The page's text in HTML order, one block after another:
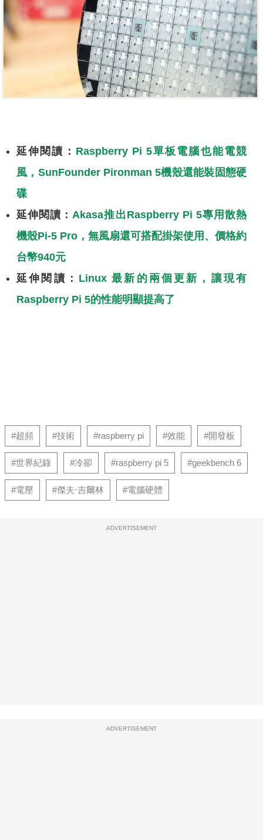
延伸閱讀： Raspberry Pi 5單板電腦也能電競
風，SunFounder Pironman 5機殼還能裝固態硬
碟
延伸閱讀： Akasa推出Raspberry Pi 5專用散熱
機殼Pi-5 Pro，無風扇還可搭配掛架使用、價格約
台幣940元
延伸閱讀： Linux 最新的兩個更新，讓現有
Raspberry Pi 5的性能明顯提高了
#超頻 #技術 #raspberry pi #效能 #開發板
#世界紀錄 #冷卻 #raspberry pi 5 #geekbench 6
#電壓 #傑夫·吉爾林 #電腦硬體
ADVERTISEMENT
ADVERTISEMENT